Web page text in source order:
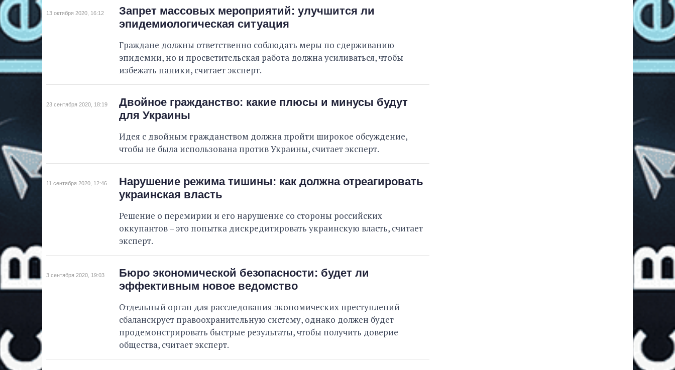
13 октября 2020, 16:12
Запрет массовых мероприятий: улучшится ли
эпидемиологическая ситуация
Граждане должны ответственно соблюдать меры по сдерживанию
эпидемии, но и просветительская работа должна усиливаться, чтобы
избежать паники, считает эксперт.
23 сентября 2020, 18:19
Двойное гражданство: какие плюсы и минусы будут
для Украины
Идея с двойным гражданством должна пройти широкое обсуждение,
чтобы не была использована против Украины, считает эксперт.
11 сентября 2020, 12:46
Нарушение режима тишины: как должна отреагировать
украинская власть
Решение о перемирии и его нарушение со стороны российских
оккупантов – это попытка дискредитировать украинскую власть, считает
эксперт.
3 сентября 2020, 19:03
Бюро экономической безопасности: будет ли
эффективным новое ведомство
Отдельный орган для расследования экономических преступлений
сбалансирует правоохранительную систему, однако должен будет
продемонстрировать быстрые результаты, чтобы получить доверие
общества, считает эксперт.